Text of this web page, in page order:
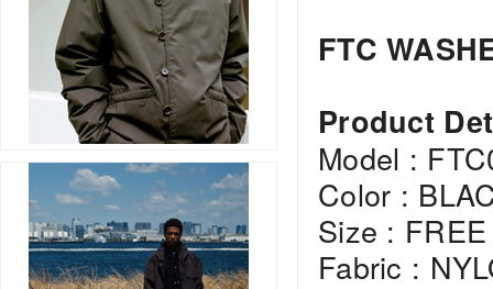
FTC
Product
Model :
Color :
Size : FREE
Fabric :